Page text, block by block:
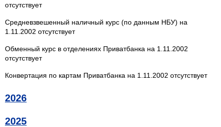
отсутствует
Средневзвешенный наличный курс (по данным НБУ) на
1.11.2002 отсутствует
Обменный курс в отделениях Приватбанка на 1.11.2002
отсутствует
Конвертация по картам Приватбанка на 1.11.2002 отсутствует
2026
2025